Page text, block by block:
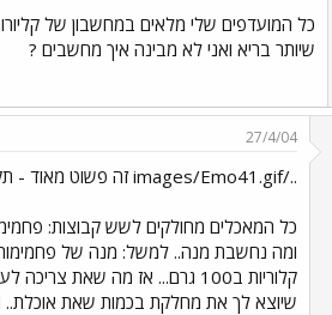
שיותר בריא ואני לא מבינה איך מחשבים ?
27/4/04
../images/Emo41.gif זה פשוט מאוד - תקשיבי ../images/Emo26.gif
כל המאכלים מחולקים לשש קבוצות:
שיוצא לך את מחלקת בכמות שאת אוכלת..